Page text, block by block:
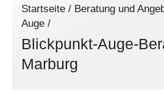
Startseite / Beratung und
Auge /
Blickpunkt-Auge-
Marburg